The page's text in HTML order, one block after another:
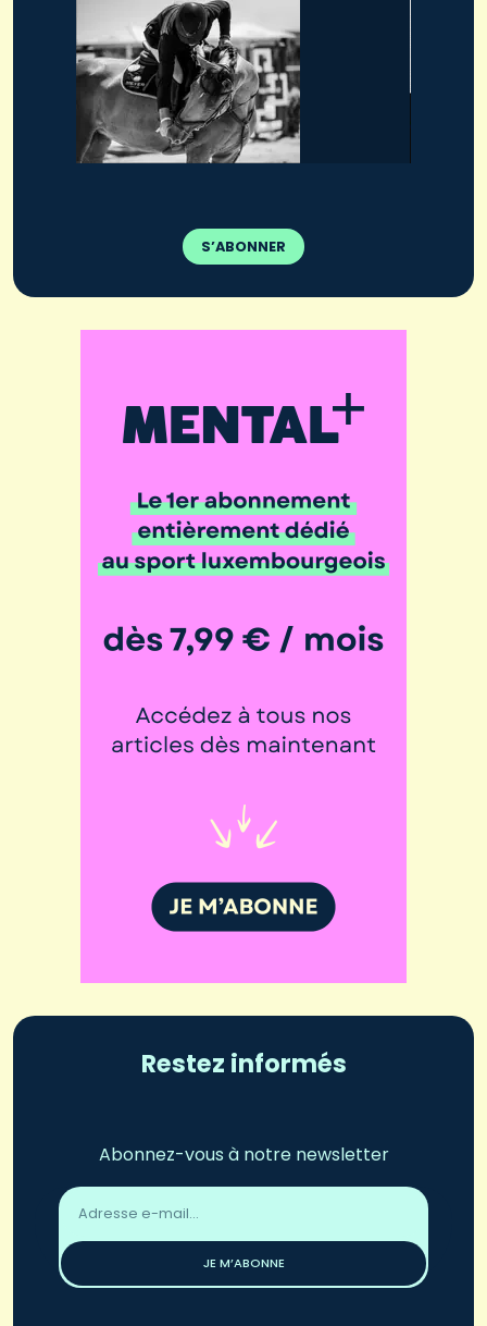
S’ABONNER
Restez informés
Abonnez-vous à notre newsletter
Adresse
email
JE M’ABONNE